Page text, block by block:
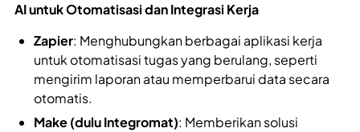
AI untuk Otomatisasi dan Integrasi Kerja
Zapier: Menghubungkan berbagai aplikasi kerja
untuk otomatisasi tugas yang berulang, seperti
mengirim laporan atau memperbarui data secara
otomatis.
Make (dulu Integromat): Memberikan solusi